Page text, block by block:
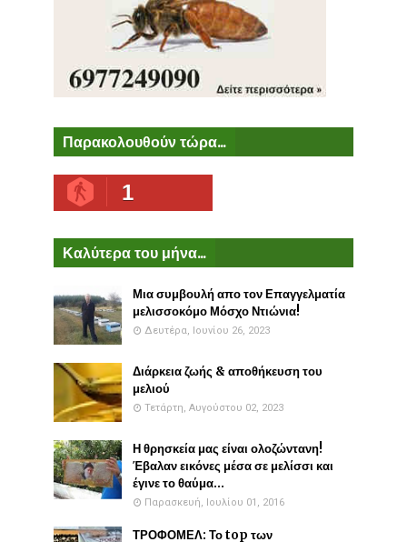
Παρακολουθούν τώρα...
1
Καλύτερα του μήνα...
Μια συμβουλή απο τον Επαγγελματία
μελισσοκόμο Μόσχο Ντιώνια!
Δευτέρα, Ιουνίου 26, 2023
Διάρκεια ζωής & αποθήκευση του
μελιού
Τετάρτη, Αυγούστου 02, 2023
Η θρησκεία μας είναι ολοζώντανη!
Έβαλαν εικόνες μέσα σε μελίσσι και
έγινε το θαύμα...
Παρασκευή, Ιουλίου 01, 2016
ΤΡΟΦΟΜΕΛ: Το top των